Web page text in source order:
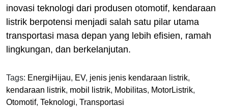
inovasi teknologi dari produsen otomotif, kendaraan
listrik berpotensi menjadi salah satu pilar utama
transportasi masa depan yang lebih efisien, ramah
lingkungan, dan berkelanjutan.
Tags: EnergiHijau, EV, jenis jenis kendaraan listrik,
kendaraan listrik, mobil listrik, Mobilitas, MotorListrik,
Otomotif, Teknologi, Transportasi